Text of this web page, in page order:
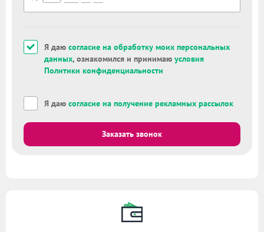
Я даю согласие на обработку моих персональных
данных, ознакомился и принимаю условия
Политики конфиденциальности
Я даю согласие на получение рекламных рассылок
Заказать звонок